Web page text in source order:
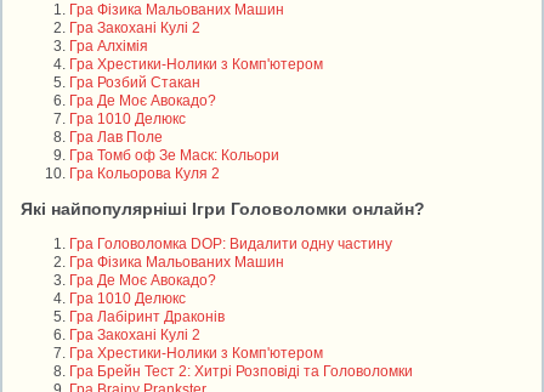
Гра Фізика Мальованих Машин
Гра Закохані Кулі 2
Гра Алхімія
Гра Хрестики-Нолики з Комп'ютером
Гра Розбий Стакан
Гра Де Моє Авокадо?
Гра 1010 Делюкс
Гра Лав Поле
Гра Томб оф Зе Маск: Кольори
Гра Кольорова Куля 2
Які найпопулярніші Ігри Головоломки онлайн?
Гра Головоломка DOP: Видалити одну частину
Гра Фізика Мальованих Машин
Гра Де Моє Авокадо?
Гра 1010 Делюкс
Гра Лабіринт Драконів
Гра Закохані Кулі 2
Гра Хрестики-Нолики з Комп'ютером
Гра Брейн Тест 2: Хитрі Розповіді та Головоломки